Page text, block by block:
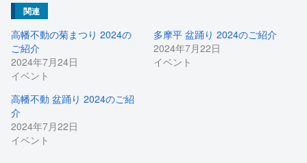
関連
高幡不動の菊まつり 2024の
ご紹介
2024年7月24日
イベント
多摩平 盆踊り 2024のご紹介
2024年7月22日
イベント
高幡不動 盆踊り 2024のご紹
介
2024年7月22日
イベント